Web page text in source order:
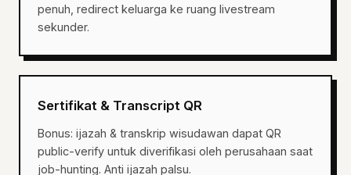
penuh, redirect keluarga ke ruang livestream
sekunder.
Sertifikat & Transcript QR
Bonus: ijazah & transkrip wisudawan dapat QR
public-verify untuk diverifikasi oleh perusahaan saat
job-hunting. Anti ijazah palsu.